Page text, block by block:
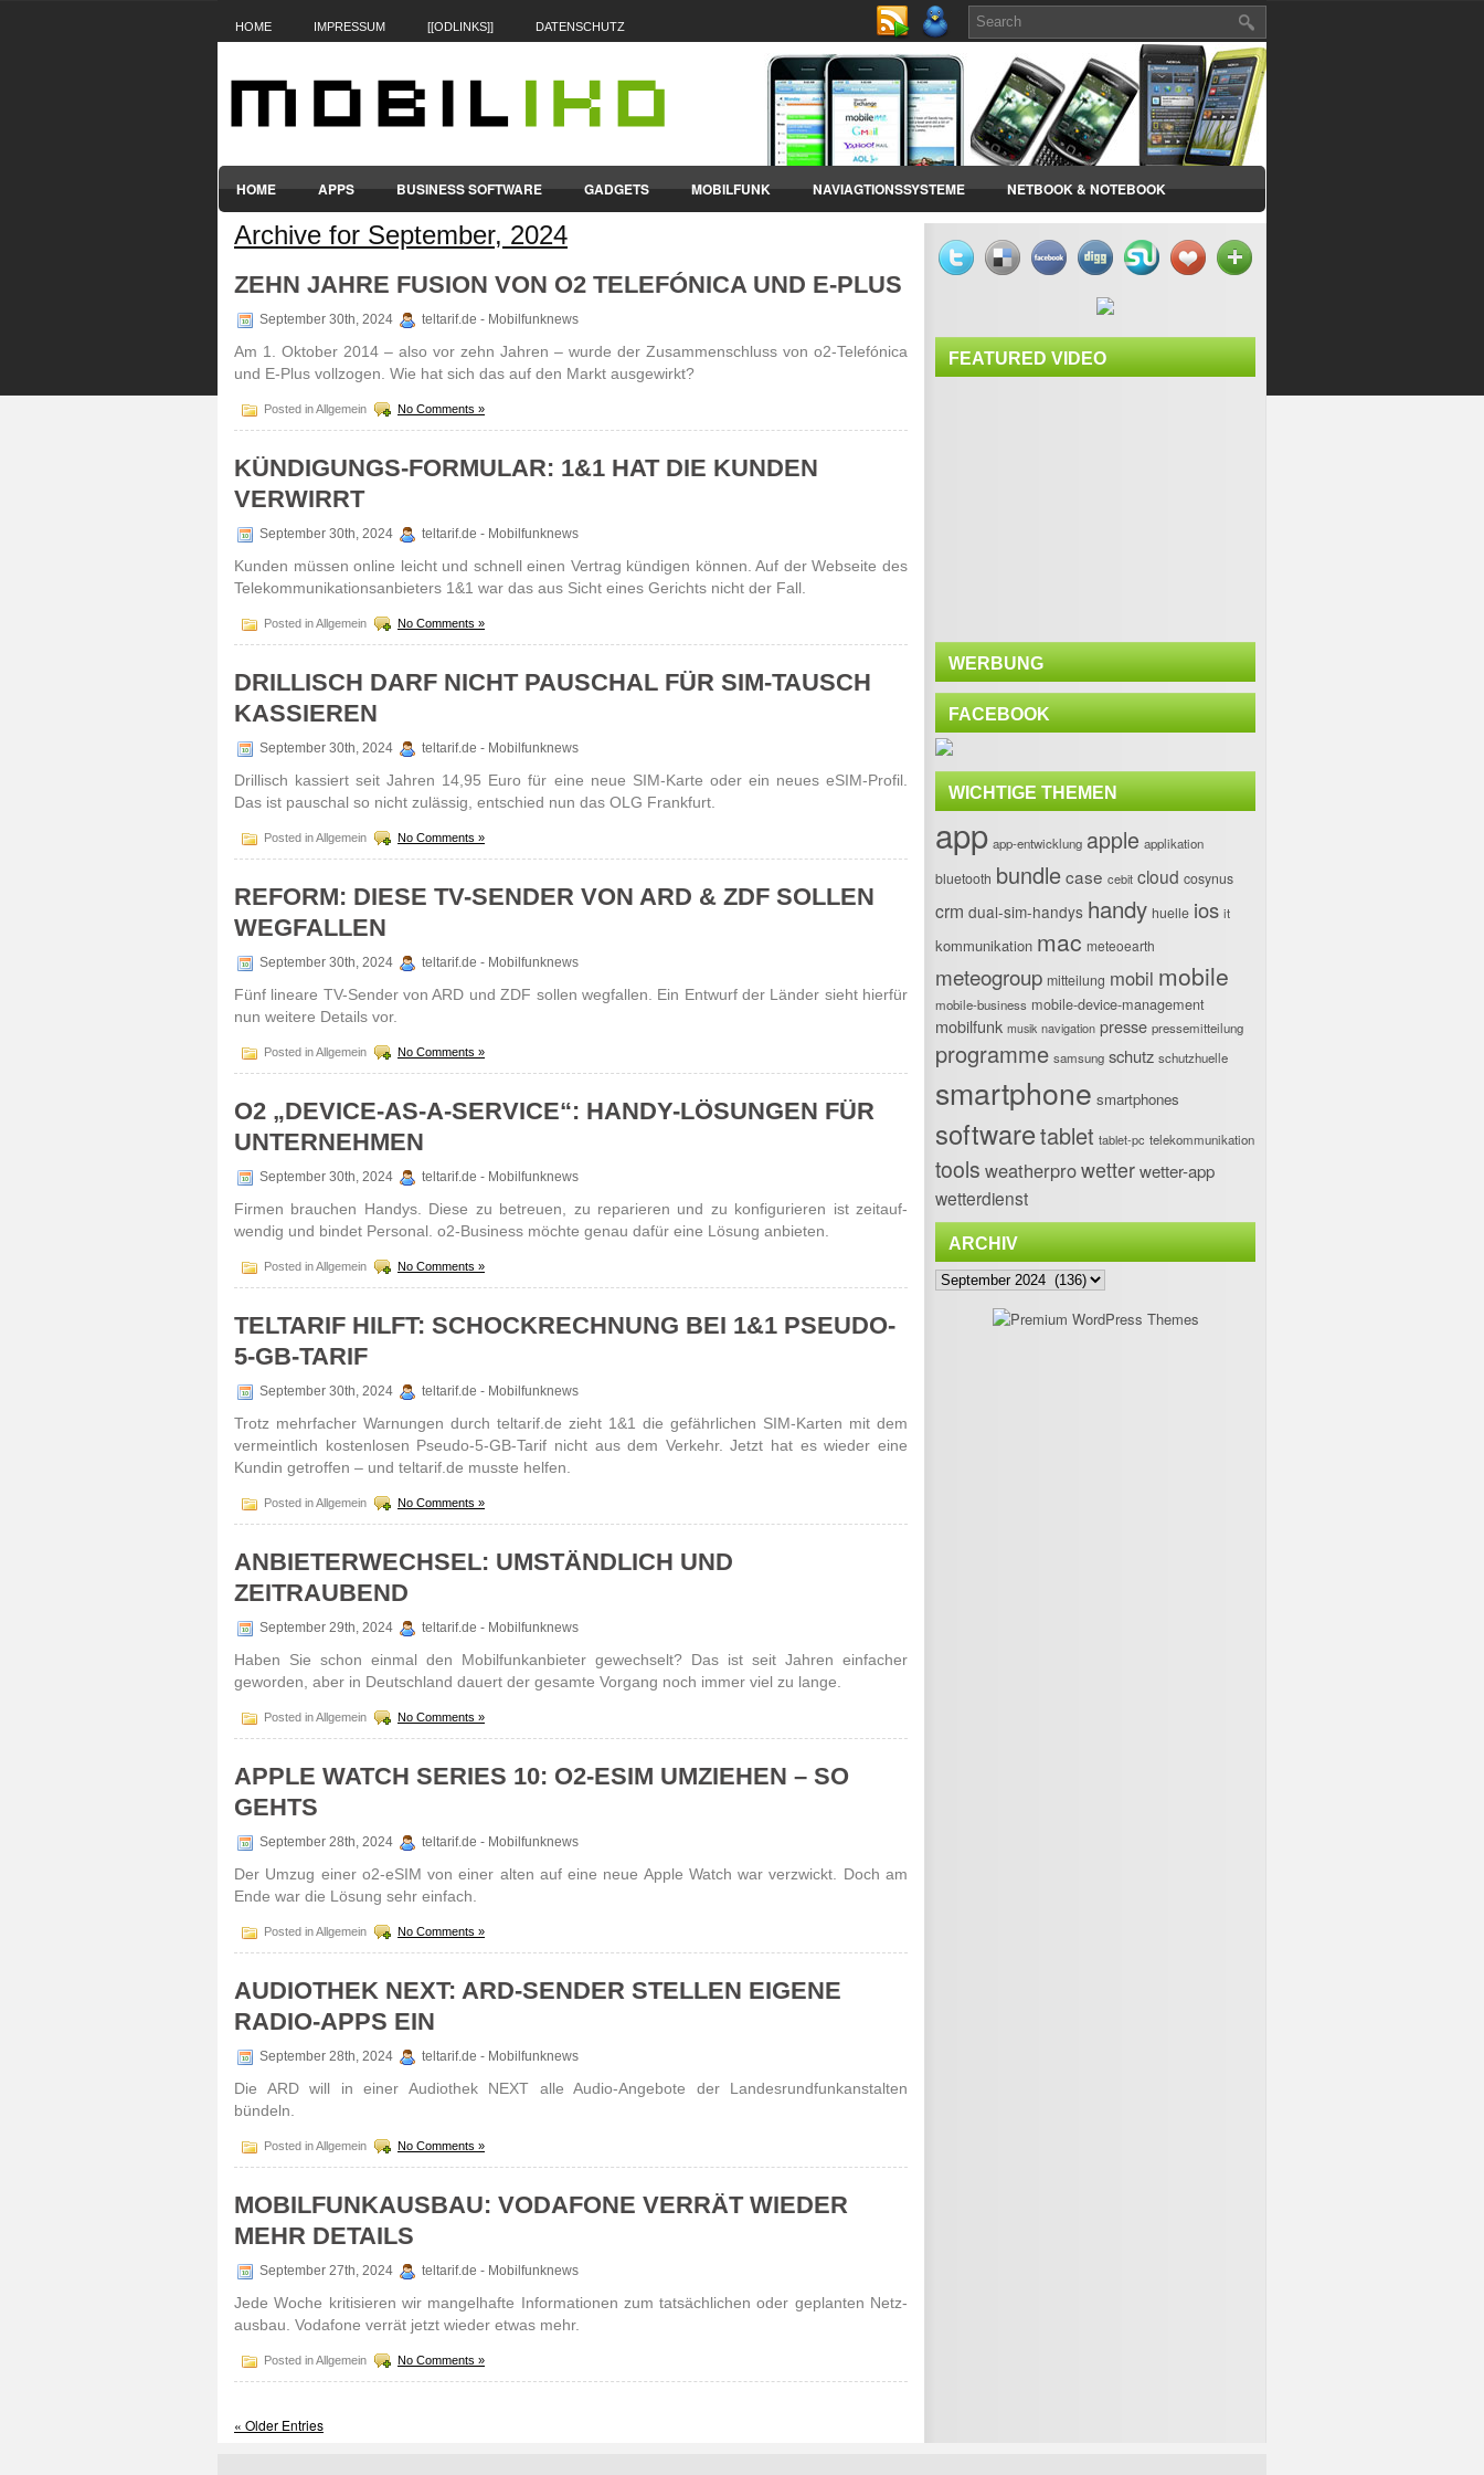
HOME IMPRESSUM [[ODLINKS]] DATENSCHUTZ
HOME APPS BUSINESS SOFTWARE GADGETS MOBILFUNK NAVIAGTIONSSYSTEME NETBOOK & NOTEBOOK
SMARTPHONES & HANDYS TABLET-PCS
Archive for September, 2024
ZEHN JAHRE FUSION VON O2 TELEFÓNICA UND E-PLUS
September 30th, 2024 teltarif.de - Mobilfunknews
Am 1. Oktober 2014 – also vor zehn Jahren – wurde der Zusam­men­schluss von o2-Telefónica
und E-Plus voll­zogen. Wie hat sich das auf den Markt ausge­wirkt?
Posted in Allgemein No Comments »
KÜNDIGUNGS-FORMULAR: 1&1 HAT DIE KUNDEN
VERWIRRT
September 30th, 2024 teltarif.de - Mobilfunknews
Kunden müssen online leicht und schnell einen Vertrag kündigen können. Auf der Webseite des
Tele­kom­muni­kati­ons­anbie­ters 1&1 war das aus Sicht eines Gerichts nicht der Fall.
Posted in Allgemein No Comments »
DRILLISCH DARF NICHT PAUSCHAL FÜR SIM-TAUSCH
KASSIEREN
September 30th, 2024 teltarif.de - Mobilfunknews
Dril­lisch kassiert seit Jahren 14,95 Euro für eine neue SIM-Karte oder ein neues eSIM-Profil.
Das ist pauschal so nicht zulässig, entschied nun das OLG Frank­furt.
Posted in Allgemein No Comments »
REFORM: DIESE TV-SENDER VON ARD & ZDF SOLLEN
WEGFALLEN
September 30th, 2024 teltarif.de - Mobilfunknews
Fünf lineare TV-Sender von ARD und ZDF sollen wegfallen. Ein Entwurf der Länder sieht hierfür
nun weitere Details vor.
Posted in Allgemein No Comments »
O2 „DEVICE-AS-A-SERVICE“: HANDY-LÖSUNGEN FÜR
UNTERNEHMEN
September 30th, 2024 teltarif.de - Mobilfunknews
Firmen brau­chen Handys. Diese zu betreuen, zu repa­rieren und zu konfi­gurieren ist zeit­auf­
wendig und bindet Personal. o2-Busi­ness möchte genau dafür eine Lösung anbieten.
Posted in Allgemein No Comments »
TELTARIF HILFT: SCHOCKRECHNUNG BEI 1&1 PSEUDO-
5-GB-TARIF
September 30th, 2024 teltarif.de - Mobilfunknews
Trotz mehr­facher Warnungen durch teltarif.de zieht 1&1 die gefähr­lichen SIM-Karten mit dem
vermeint­lich kosten­losen Pseudo-5-GB-Tarif nicht aus dem Verkehr. Jetzt hat es wieder eine
Kundin getroffen – und teltarif.de musste helfen.
Posted in Allgemein No Comments »
ANBIETERWECHSEL: UMSTÄNDLICH UND
ZEITRAUBEND
September 29th, 2024 teltarif.de - Mobilfunknews
Haben Sie schon einmal den Mobil­funk­anbieter gewech­selt? Das ist seit Jahren einfa­cher
geworden, aber in Deutsch­land dauert der gesamte Vorgang noch immer viel zu lange.
Posted in Allgemein No Comments »
APPLE WATCH SERIES 10: O2-ESIM UMZIEHEN – SO
GEHTS
September 28th, 2024 teltarif.de - Mobilfunknews
Der Umzug einer o2-eSIM von einer alten auf eine neue Apple Watch war verzwickt. Doch am
Ende war die Lösung sehr einfach.
Posted in Allgemein No Comments »
AUDIOTHEK NEXT: ARD-SENDER STELLEN EIGENE
RADIO-APPS EIN
September 28th, 2024 teltarif.de - Mobilfunknews
Die ARD will in einer Audio­thek NEXT alle Audio-Ange­bote der Landes­rund­funk­anstalten
bündeln.
Posted in Allgemein No Comments »
MOBILFUNKAUSBAU: VODAFONE VERRÄT WIEDER
MEHR DETAILS
September 27th, 2024 teltarif.de - Mobilfunknews
Jede Woche kriti­sieren wir mangel­hafte Infor­mationen zum tatsäch­lichen oder geplanten Netz­
ausbau. Voda­fone verrät jetzt wieder etwas mehr.
Posted in Allgemein No Comments »
« Older Entries
FEATURED VIDEO
WERBUNG
FACEBOOK
WICHTIGE THEMEN
app app-entwicklung apple applikation
bluetooth bundlecase cebit cloud cosynus
crm dual-sim-handys handy huelle ios it
kommunikation mac meteoearth
meteogroup mitteilung mobil mobile
mobile-business mobile-device-management
mobilfunk musik navigation presse pressemitteilung
programme samsung schutz schutzhuelle
smartphone smartphones
softwaretablet tablet-pc telekommunikation
tools weatherprowetterwetter-app
wetterdienst
ARCHIV
Archiv